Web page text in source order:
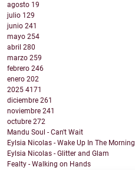
agosto 19
julio 129
junio 241
mayo 254
abril 280
marzo 259
febrero 246
enero 202
2025 4171
diciembre 261
noviembre 241
octubre 272
Mandu Soul - Can't Wait
Eylsia Nicolas - Wake Up In The Morning
Eylsia Nicolas - Glitter and Glam
Fealty - Walking on Hands